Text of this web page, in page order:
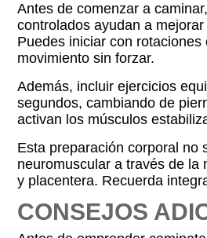
Antes de comenzar a
controlados ayudan a
Puedes iniciar con
movimiento sin forzar.
Además, incluir ejercicios
segundos, cambiando de
activan los músculos
Esta preparación corporal no
neuromuscular a través de la
y placentera. Recuerda
CONSEJOS